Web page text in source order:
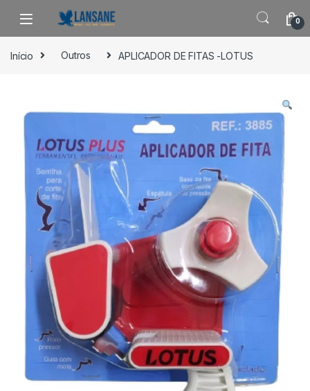
Saltar para navegação
Pular para o conteúdo
0
Início Outros APLICADOR DE FITAS -LOTUS